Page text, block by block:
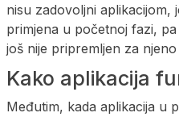
nisu zadovoljni aplikacijom,
primjena u početnoj fazi,
još nije pripremljen za
Kako aplikacija
Međutim, kada aplikacija u